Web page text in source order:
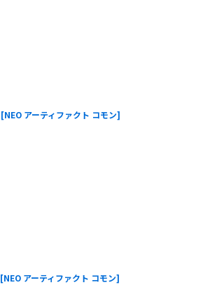
[NEO アーティファクト コモン]
[NEO アーティファクト コモン]